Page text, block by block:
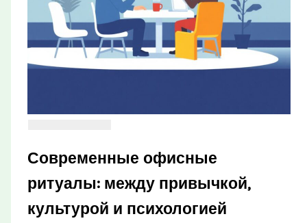
Современные офисные
ритуалы: между привычкой,
культурой и психологией